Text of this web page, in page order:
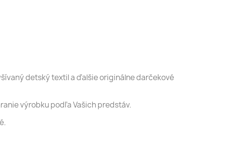
detský textil a ďalšie originálne darčekové
výrobku podľa Vašich predstáv.